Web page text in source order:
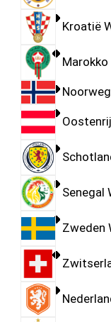
Kroatië
Senegal
Zweden